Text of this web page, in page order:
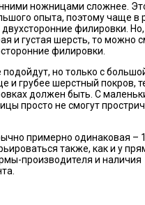
ножницами сложнее.
опыта, поэтому чаще в
филировки. Но,
и густая шерсть, то можно
филировки.
но только с
и грубее шерстный покров,
должен быть. С
просто не смогут
примерно одинаковая –
также, как и у
производителя и наличия